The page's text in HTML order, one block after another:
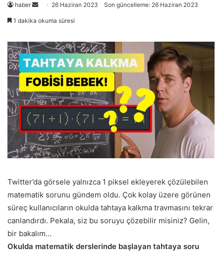
haber
Bir
göndermek
26 Haziran 2023 Son güncelleme: 26 Haziran 2023
1 dakika okuma süresi
Twitter’da görsele yalnızca 1 piksel ekleyerek çözülebilen
matematik sorunu gündem oldu. Çok kolay üzere görünen
süreç kullanıcıların okulda tahtaya kalkma travmasını tekrar
canlandırdı. Pekala, siz bu soruyu çözebilir misiniz? Gelin,
bir bakalım…
Okulda matematik derslerinde başlayan tahtaya soru